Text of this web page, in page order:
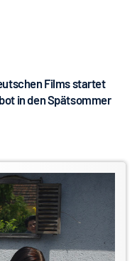
Films startet
in den Spätsommer